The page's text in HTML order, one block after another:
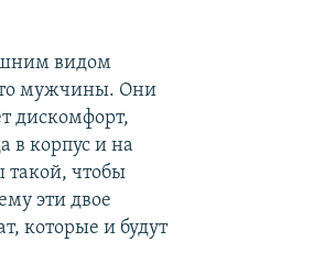
видом
мужчины. Они
дискомфорт,
в корпус и на
такой, чтобы
эти двое
которые и будут